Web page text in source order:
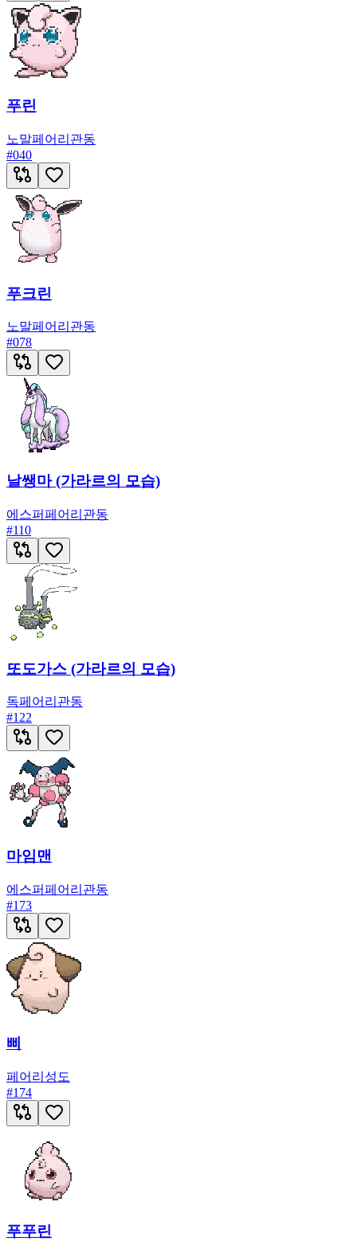
푸린
노말페어리 관동
#040
푸크린
노말페어리 관동
#078
날쌩마 (가라르의 모습)
에스퍼페어리 관동
#110
또도가스 (가라르의 모습)
독페어리 관동
#122
마임맨
에스퍼페어리 관동
#173
삐
페어리 성도
#174
푸푸린